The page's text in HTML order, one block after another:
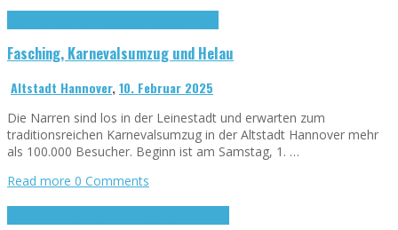
Fasching, Karnevalsumzug und Helau
Altstadt Hannover,10. Februar 2025
Die Narren sind los in der Leinestadt und erwarten zum
traditionsreichen Karnevalsumzug in der Altstadt Hannover mehr
als 100.000 Besucher. Beginn ist am Samstag, 1. …
Read more 0 Comments